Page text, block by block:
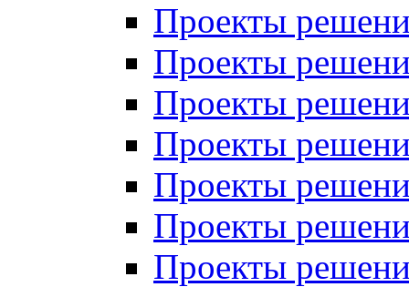
Проекты
Проекты
Проекты
Проекты
Проекты
Проекты
Проекты